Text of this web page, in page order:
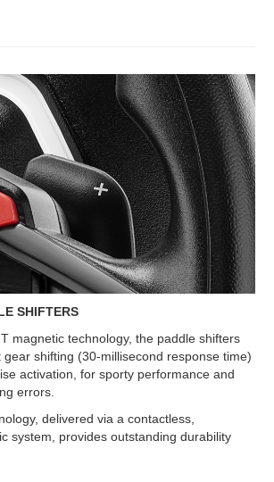
SHIFTERS
magnetic technology, the paddle shifters
shifting (30-millisecond response time)
activation, for sporty performance and
errors.
delivered via a contactless,
system, provides outstanding durability